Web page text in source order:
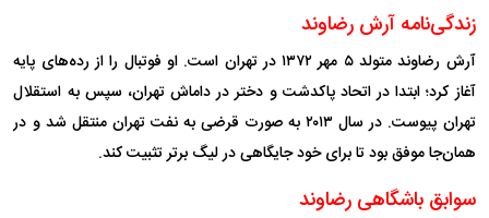
زندگی‌نامه آرش رضاوند
آرش رضاوند متولد ۵ مهر ۱۳۷۲ در تهران است. او فوتبال را از رده‌های پایه
آغاز کرد؛ ابتدا در اتحاد پاکدشت و دختر در داماش تهران، سپس به استقلال
تهران پیوست. در سال ۲۰۱۳ به صورت قرضی به نفت تهران منتقل شد و در
همان‌جا موفق بود تا برای خود جایگاهی در لیگ برتر تثبیت کند.
سوابق باشگاهی رضاوند